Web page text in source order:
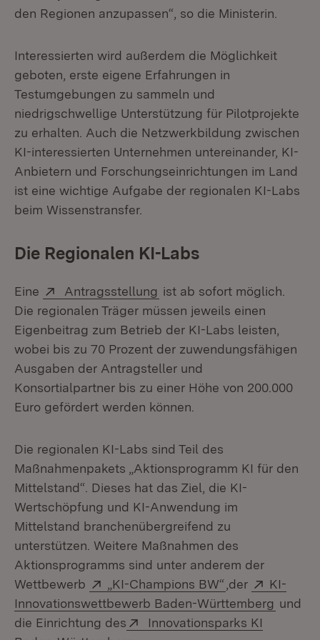
den Regionen anzupassen“, so die Ministerin.
Interessierten wird außerdem die Möglichkeit
geboten, erste eigene Erfahrungen in
Testumgebungen zu sammeln und
niedrigschwellige Unterstützung für Pilotprojekte
zu erhalten. Auch die Netzwerkbildung zwischen
KI-interessierten Unternehmen untereinander, KI-
Anbietern und Forschungseinrichtungen im Land
ist eine wichtige Aufgabe der regionalen KI-Labs
beim Wissenstransfer.
Die Regionalen KI-Labs
Eine Extern:
Antragsstellung (Öffnet in neuem Fenster)
ist ab sofort möglich.
Die regionalen Träger müssen jeweils einen
Eigenbeitrag zum Betrieb der KI-Labs leisten,
wobei bis zu 70 Prozent der zuwendungsfähigen
Ausgaben der Antragsteller und
Konsortialpartner bis zu einer Höhe von 200.000
Euro gefördert werden können.
Die regionalen KI-Labs sind Teil des
Maßnahmenpakets „Aktionsprogramm KI für den
Mittelstand“. Dieses hat das Ziel, die KI-
Wertschöpfung und KI-Anwendung im
Mittelstand branchenübergreifend zu
unterstützen. Weitere Maßnahmen des
Aktionsprogramms sind unter anderem der
Wettbewerb
Extern:
„KI-Champions BW“ (Öffnet in
,der Extern:
KI-
Innovationswettbewerb Baden-Württemberg und
die Einrichtung des
Extern:
Innovationsparks KI